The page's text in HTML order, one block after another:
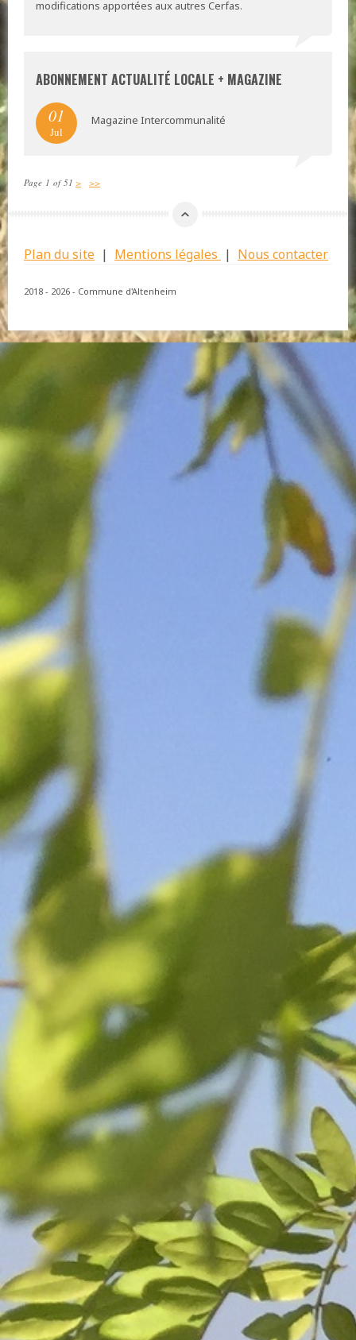
modifications apportées aux autres Cerfas.
ABONNEMENT ACTUALITÉ LOCALE + MAGAZINE
01
Jul
Magazine Intercommunalité
Page 1 of 51 > >>
Plan du site | Mentions légales | Nous contacter
2018 - 2026 - Commune d'Altenheim